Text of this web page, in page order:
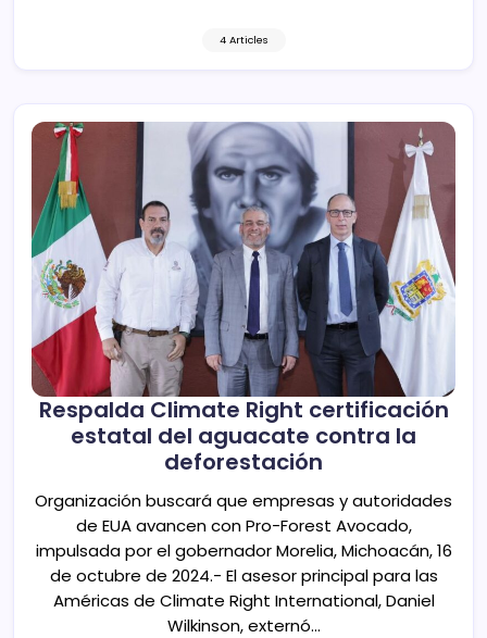
4 Articles
Respalda Climate Right certificación
estatal del aguacate contra la
deforestación
Organización buscará que empresas y autoridades
de EUA avancen con Pro-Forest Avocado,
impulsada por el gobernador Morelia, Michoacán, 16
de octubre de 2024.- El asesor principal para las
Américas de Climate Right International, Daniel
Wilkinson, externó…